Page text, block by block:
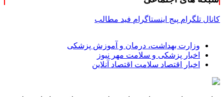
کانال تلگرام پیج اینستاگرام فید مطالب
وزارت بهداشت، درمان و آموزش پزشکی
اخبار پزشکی و سلامت مهر نیوز
اخبار اقتصاد سلامت اقتصاد آنلاین